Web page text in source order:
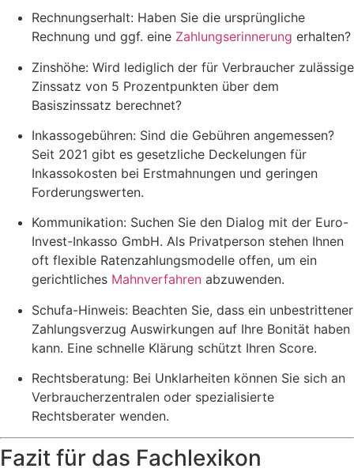
Rechnungserhalt: Haben Sie die ursprüngliche
Rechnung und ggf. eine Zahlungserinnerung erhalten?
Zinshöhe: Wird lediglich der für Verbraucher zulässige
Zinssatz von 5 Prozentpunkten über dem
Basiszinssatz berechnet?
Inkassogebühren: Sind die Gebühren angemessen?
Seit 2021 gibt es gesetzliche Deckelungen für
Inkassokosten bei Erstmahnungen und geringen
Forderungswerten.
Kommunikation: Suchen Sie den Dialog mit der Euro-
Invest-Inkasso GmbH. Als Privatperson stehen Ihnen
oft flexible Ratenzahlungsmodelle offen, um ein
gerichtliches Mahnverfahren abzuwenden.
Schufa-Hinweis: Beachten Sie, dass ein unbestrittener
Zahlungsverzug Auswirkungen auf Ihre Bonität haben
kann. Eine schnelle Klärung schützt Ihren Score.
Rechtsberatung: Bei Unklarheiten können Sie sich an
Verbraucherzentralen oder spezialisierte
Rechtsberater wenden.
Fazit für das Fachlexikon